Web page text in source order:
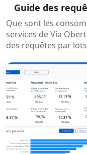
Guide des
Que sont les
services de Via
des requêtes par